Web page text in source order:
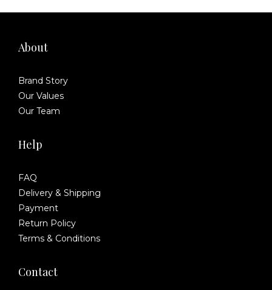
About
Brand Story
Our Values
Our Team
Help
FAQ
Delivery & Shipping
Payment
Return Policy
Terms & Conditions
Contact